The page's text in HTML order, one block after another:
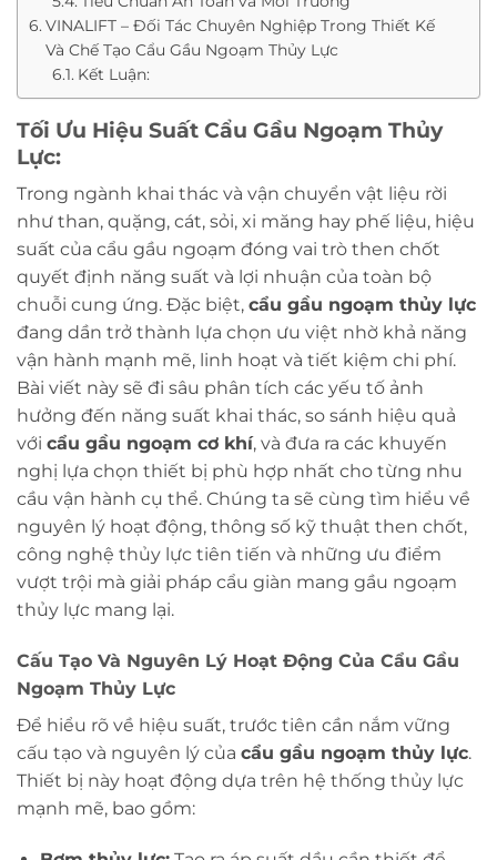
VINALIFT – Đối Tác Chuyên Nghiệp Trong Thiết Kế
Và Chế Tạo Cẩu Gầu Ngoạm Thủy Lực
Kết Luận:
Tối Ưu Hiệu Suất Cẩu Gầu Ngoạm Thủy
Lực:
Trong ngành khai thác và vận chuyển vật liệu rời
như than, quặng, cát, sỏi, xi măng hay phế liệu, hiệu
suất của cẩu gầu ngoạm đóng vai trò then chốt
quyết định năng suất và lợi nhuận của toàn bộ
chuỗi cung ứng. Đặc biệt, cẩu gầu ngoạm thủy lực
đang dần trở thành lựa chọn ưu việt nhờ khả năng
vận hành mạnh mẽ, linh hoạt và tiết kiệm chi phí.
Bài viết này sẽ đi sâu phân tích các yếu tố ảnh
hưởng đến năng suất khai thác, so sánh hiệu quả
với cẩu gầu ngoạm cơ khí, và đưa ra các khuyến
nghị lựa chọn thiết bị phù hợp nhất cho từng nhu
cầu vận hành cụ thể. Chúng ta sẽ cùng tìm hiểu về
nguyên lý hoạt động, thông số kỹ thuật then chốt,
công nghệ thủy lực tiên tiến và những ưu điểm
vượt trội mà giải pháp cẩu giàn mang gầu ngoạm
thủy lực mang lại.
Cấu Tạo Và Nguyên Lý Hoạt Động Của Cẩu Gầu
Ngoạm Thủy Lực
Để hiểu rõ về hiệu suất, trước tiên cần nắm vững
cấu tạo và nguyên lý của cẩu gầu ngoạm thủy lực.
Thiết bị này hoạt động dựa trên hệ thống thủy lực
mạnh mẽ, bao gồm: